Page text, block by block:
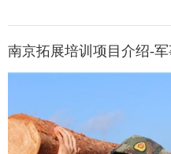
南京拓展培训项目介绍-